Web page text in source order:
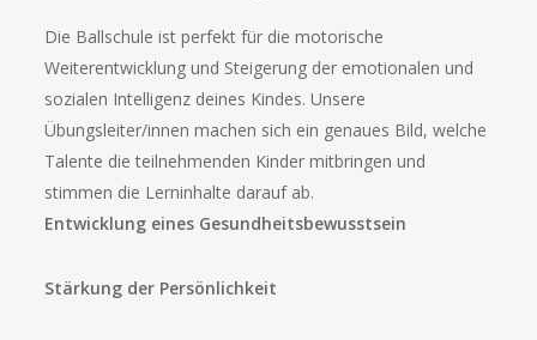
Die Ballschule ist perfekt für die motorische
Weiterentwicklung und Steigerung der emotionalen und
sozialen Intelligenz deines Kindes. Unsere
Übungsleiter/innen machen sich ein genaues Bild, welche
Talente die teilnehmenden Kinder mitbringen und
stimmen die Lerninhalte darauf ab.
Entwicklung eines Gesundheitsbewusstsein
Stärkung der Persönlichkeit